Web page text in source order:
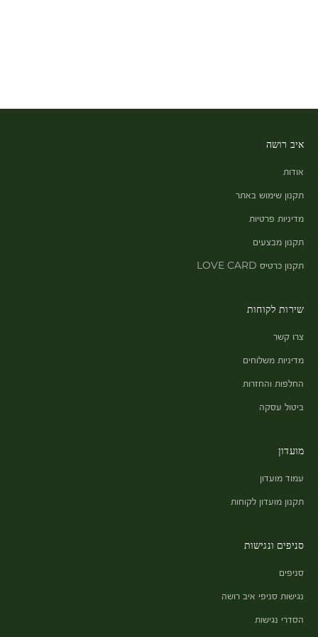
איב רושה
אודות
תקנון שימוש באתר
מדיניות פרטיות
תקנון מבצעים
תקנון כרטיס LOVE CARD
שירות לקוחות
צרו קשר
מדיניות משלוחים
החלפות והחזרות
ביטול עסקה
מועדון
עמוד מועדון
תקנון מועדון לקוחות
סניפים ונגישות
סניפים
נגישות סניפי איב רושה
הסדרי נגישות